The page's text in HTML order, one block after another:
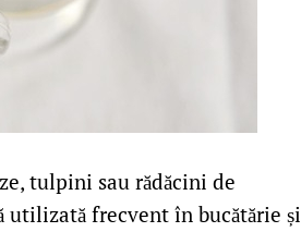
tulpini sau rădăcini de
frecvent în bucătărie și